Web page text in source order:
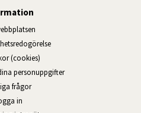
(cookies)
personuppgifter
frågor
in